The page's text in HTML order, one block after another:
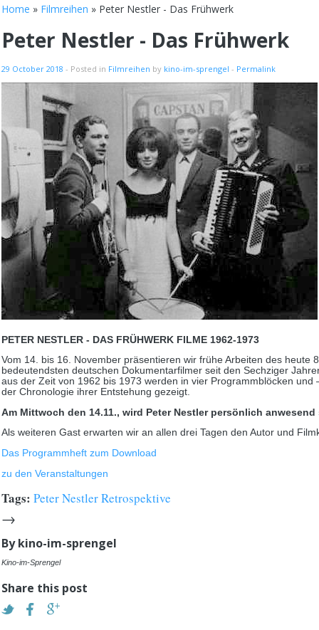
Home » Filmreihen » Peter Nestler - Das Frühwerk
Peter Nestler - Das Frühwerk
29 October 2018 - Posted in Filmreihen by kino-im-sprengel - Permalink
PETER NESTLER - DAS FRÜHWERK FILME 1962-1973
Vom 14. bis 16. November präsentieren wir frühe Arbeiten des heute
bedeutendsten deutschen Dokumentarfilmer seit den Sechziger
aus der Zeit von 1962 bis 1973 werden in vier Programmblöcken und
der Chronologie ihrer Entstehung gezeigt.
Am Mittwoch den 14.11., wird Peter Nestler persönlich anwesend
Als weiteren Gast erwarten wir an allen drei Tagen den Autor und
Das Programmheft zum Download
zu den Veranstaltungen
Tags: Peter Nestler Retrospektive
→
Bykino-im-sprengel
Kino-im-Sprengel
Share this post